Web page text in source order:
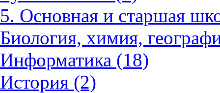
5. Основная и старшая
Биология, химия,
Информатика (18)
История (2)